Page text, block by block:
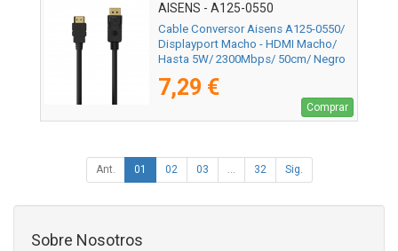
AISENS - A125-0550
Cable Conversor Aisens A125-0550/
Displayport Macho - HDMI Macho/
Hasta 5W/ 2300Mbps/ 50cm/ Negro
7,29 €
Comprar
Ant. 01 02 03 ... 32 Sig.
Sobre Nosotros